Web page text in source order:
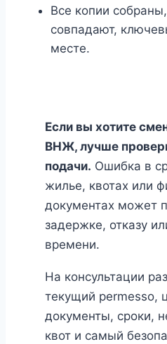
Все копии
совпадают,
месте.
Если вы хотите
ВНЖ, лучше
подачи. Ошибка в
жилье, квотах или
документах может
задержке, отказу
времени.
На консультации
текущий permesso,
документы, сроки,
квот и самый